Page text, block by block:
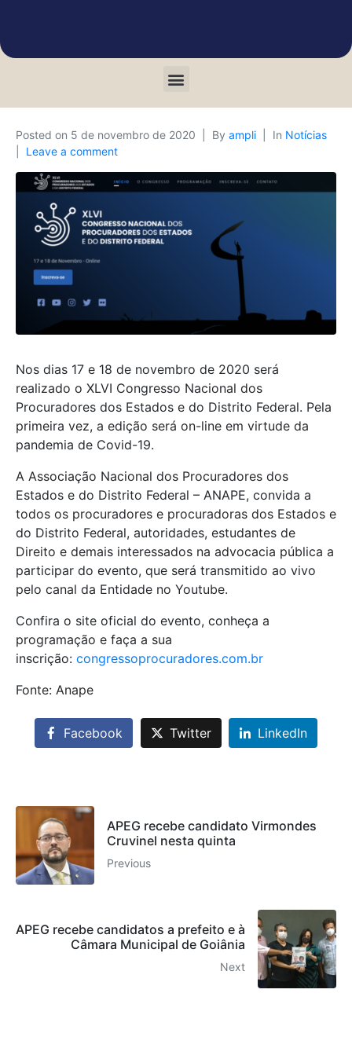
Posted on 5 de novembro de 2020 By ampli In Notícias
Leave a comment
Nos dias 17 e 18 de novembro de 2020 será
realizado o XLVI Congresso Nacional dos
Procuradores dos Estados e do Distrito Federal. Pela
primeira vez, a edição será on-line em virtude da
pandemia de Covid-19.
A Associação Nacional dos Procuradores dos
Estados e do Distrito Federal – ANAPE, convida a
todos os procuradores e procuradoras dos Estados e
do Distrito Federal, autoridades, estudantes de
Direito e demais interessados na advocacia pública a
participar do evento, que será transmitido ao vivo
pelo canal da Entidade no Youtube.
Confira o site oficial do evento, conheça a
programação e faça a sua
inscrição: congressoprocuradores.com.br
Fonte: Anape
Facebook Twitter LinkedIn
APEG recebe candidato Virmondes
Cruvinel nesta quinta
Previous
APEG recebe candidatos a prefeito e à
Câmara Municipal de Goiânia
Next